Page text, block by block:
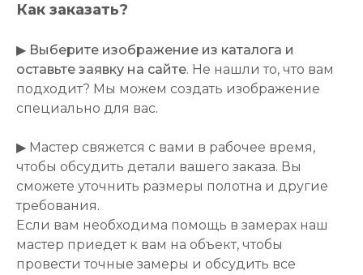
Как заказать?
▶ Выберите изображение из каталога и
оставьте заявку на сайте. Не нашли то, что вам
подходит? Мы можем создать изображение
специально для вас.
▶ Мастер свяжется с вами в рабочее время,
чтобы обсудить детали вашего заказа. Вы
сможете уточнить размеры полотна и другие
требования.
Если вам необходима помощь в замерах наш
мастер приедет к вам на объект, чтобы
провести точные замеры и обсудить все